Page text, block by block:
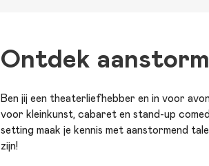
Ontdek
Ben jij een theaterliefhebber en in voor
voor kleinkunst, cabaret en stand-up
setting maak je kennis met aanstormend
zijn!